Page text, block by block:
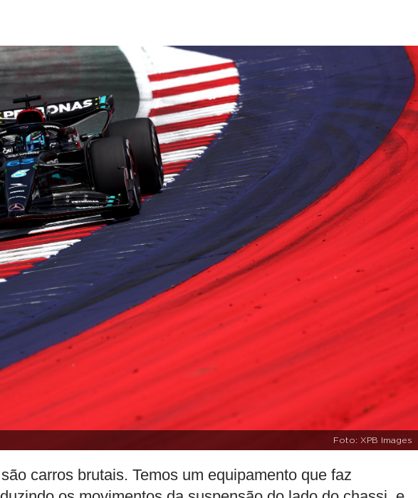
Foto: XPB Images
carros brutais. Temos um equipamento que faz